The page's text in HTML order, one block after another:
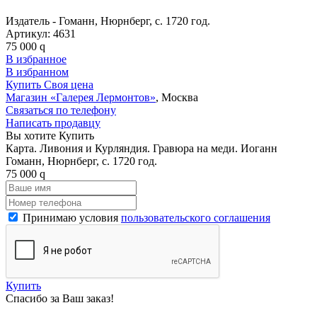
Издатель - Гоманн, Нюрнберг, c. 1720 год.
Артикул: 4631
75 000 q
В избранное
В избранном
Купить Своя цена
Магазин «Галерея Лермонтов», Москва
Связаться по телефону
Написать продавцу
Вы хотите Купить
Карта. Ливония и Курляндия. Гравюра на меди. Иоганн
Гоманн, Нюрнберг, c. 1720 год.
75 000 q
Принимаю условия пользовательского соглашения
Купить
Спасибо за Ваш заказ!